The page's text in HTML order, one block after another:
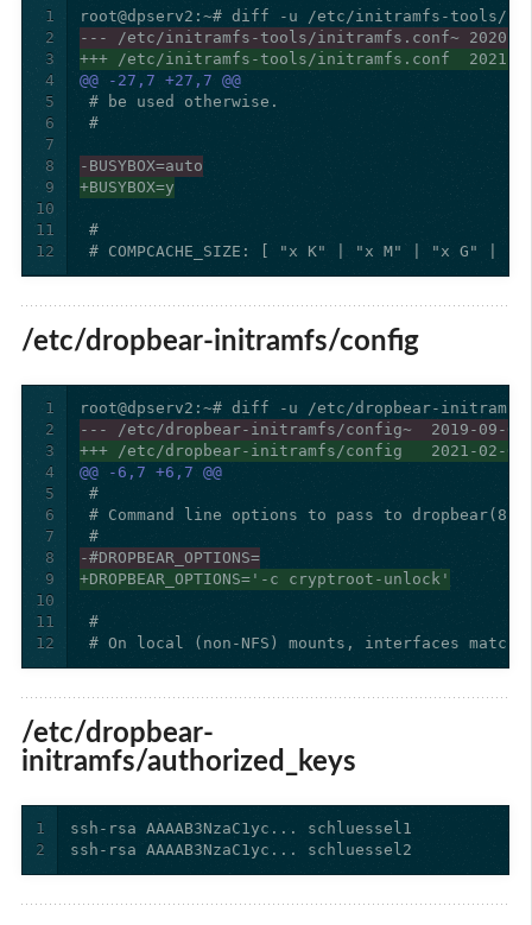
1
2
3
4
5
6
7
8
9
10
11
12
--- /etc/initramfs-tools/initramfs.conf~ 2020-02-
+++ /etc/initramfs-tools/initramfs.conf  2021-01-
@@ -27,7 +27,7 @@
-BUSYBOX=auto
+BUSYBOX=y
/etc/dropbear-initramfs/config
1
2
3
4
5
6
7
8
9
10
11
12
--- /etc/dropbear-initramfs/config~  2019-09-05
+++ /etc/dropbear-initramfs/config   2021-02-02
@@ -6,7 +6,7 @@
-#DROPBEAR_OPTIONS=
+DROPBEAR_OPTIONS='-c cryptroot-unlock'
/etc/dropbear-
initramfs/authorized_keys
1
2
ssh-rsa AAAAB3NzaC1yc... schluessel2